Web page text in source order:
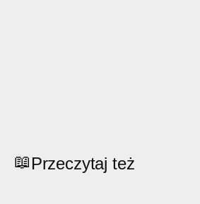
📖Przeczytaj też